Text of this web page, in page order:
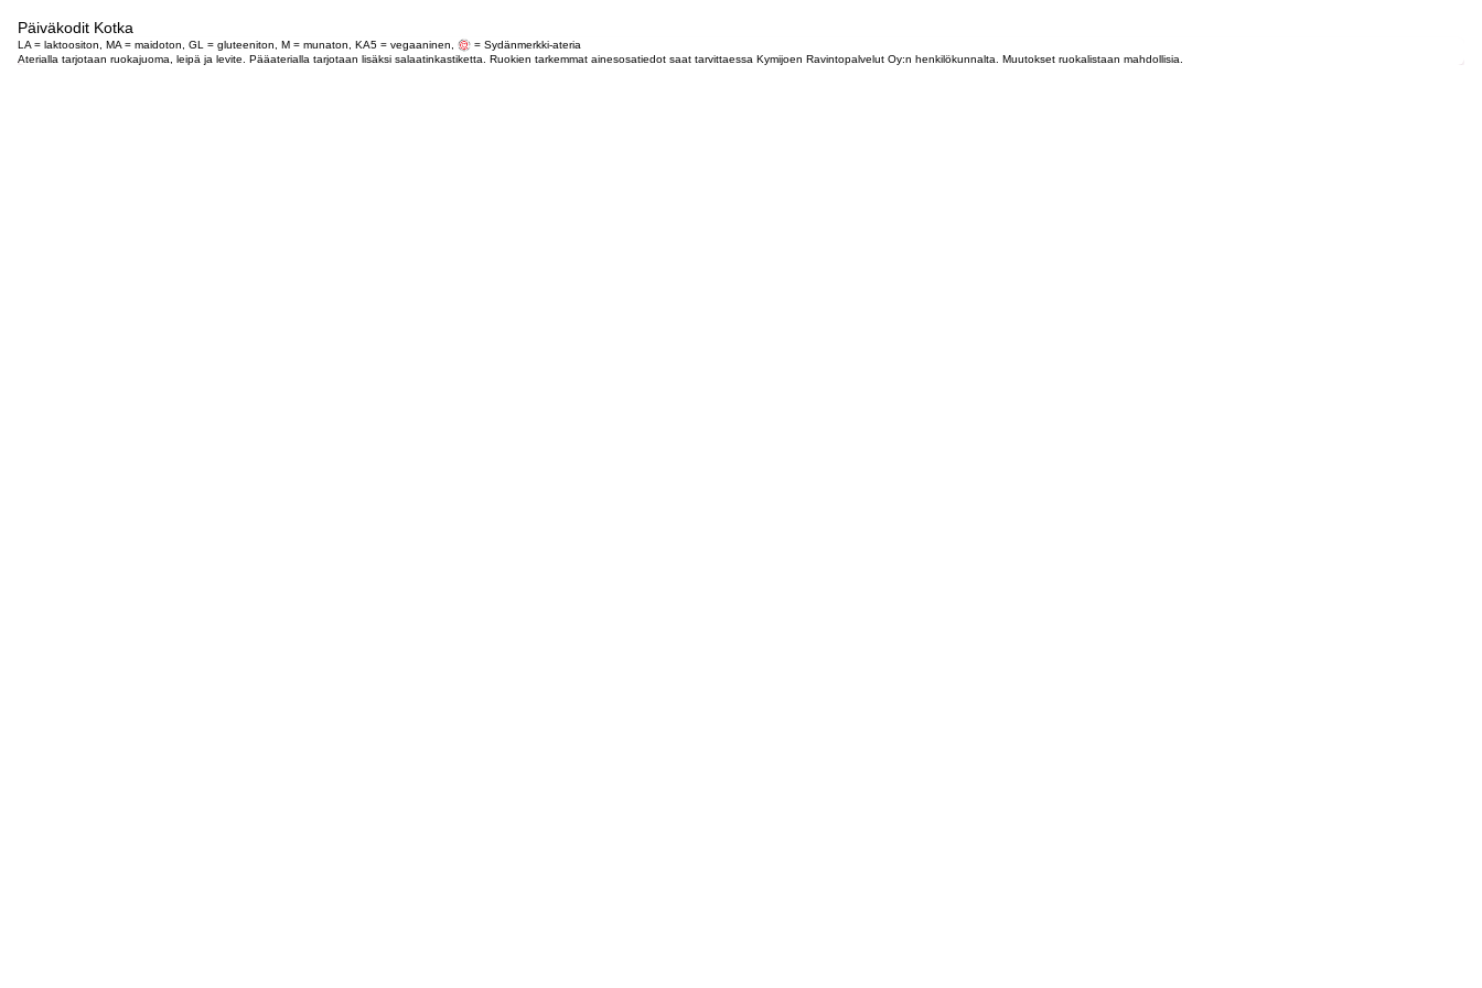
Päiväkodit Kotka
LA = laktoositon, MA = maidoton, GL = gluteeniton, M = munaton, KA5 = vegaaninen,
= Sydänmerkki-ateria
Aterialla tarjotaan ruokajuoma, leipä ja levite. Pääaterialla tarjotaan lisäksi salaatinkastiketta. Ruokien tarkemmat ainesosatiedot saat tarvittaessa Kymijoen Ravintopalvelut Oy:n henkilökunnalta. Muutokset ruokalistaan mahdollisia.